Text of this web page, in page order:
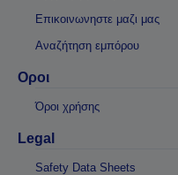
Επικοινωνηστε μαζι μας
Αναζήτηση εμπόρου
Οροι
Όροι χρήσης
Legal
Safety Data Sheets